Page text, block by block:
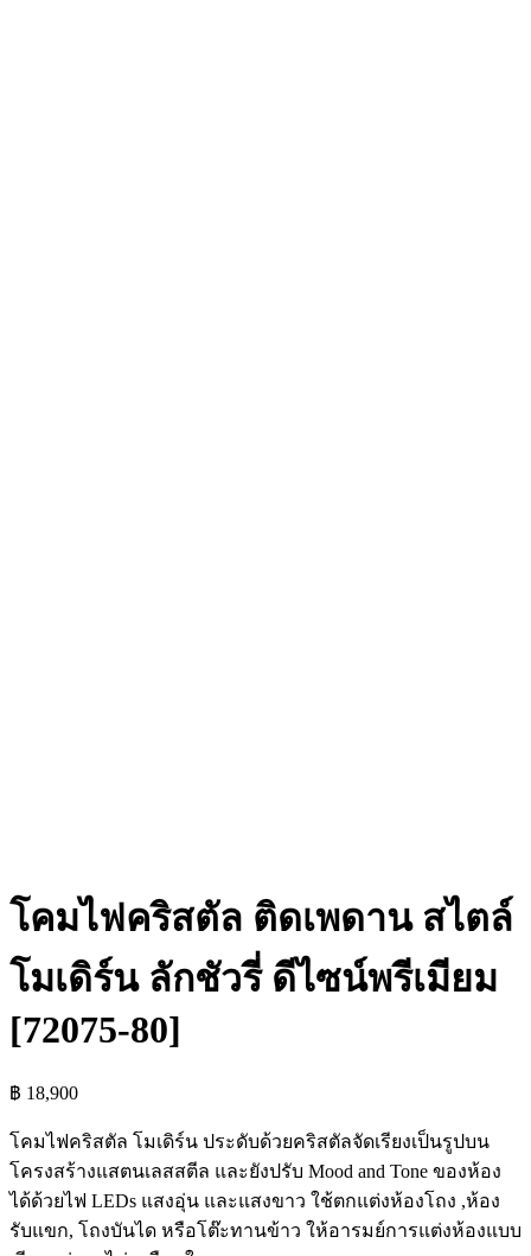
โคมไฟคริสตัล ติดเพดาน สไตล์
โมเดิร์น ลักชัวรี่ ดีไซน์พรีเมียม
[72075-80]
฿ 18,900
โคมไฟคริสตัล โมเดิร์น ประดับด้วยคริสตัลจัดเรียงเป็นรูปบน
โครงสร้างแสตนเลสสตีล และยังปรับ Mood and Tone ของห้อง
ได้ด้วยไฟ LEDs แสงอุ่น และแสงขาว ใช้ตกแต่งห้องโถง ,ห้อง
รับแขก, โถงบันได หรือโต๊ะทานข้าว ให้อารมย์การแต่งห้องแบบ